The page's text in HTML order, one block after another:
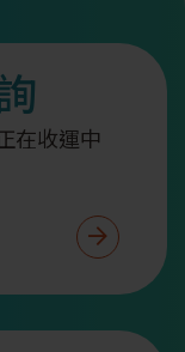
在收運中
前往簡